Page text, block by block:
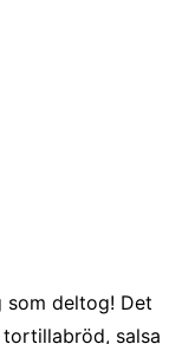
som deltog! Det
salsa